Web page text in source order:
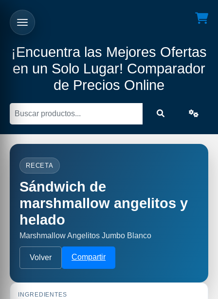
¡Encuentra las Mejores Ofertas
en un Solo Lugar! Comparador
de Precios Online
RECETA
Sándwich de
marshmallow angelitos y
helado
Marshmallow Angelitos Jumbo Blanco
Volver Compartir
INGREDIENTES